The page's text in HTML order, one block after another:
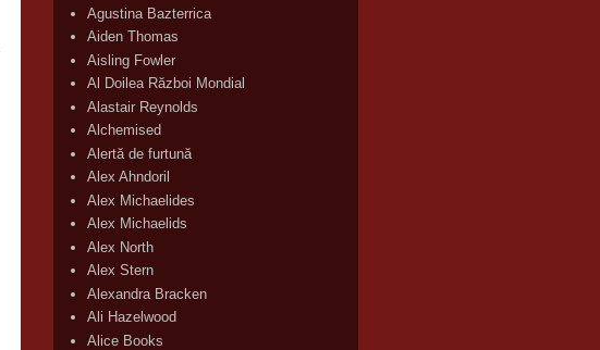
Agustina Bazterrica
Aiden Thomas
Aisling Fowler
Al Doilea Război Mondial
Alastair Reynolds
Alchemised
Alertă de furtună
Alex Ahndoril
Alex Michaelides
Alex Michaelids
Alex North
Alex Stern
Alexandra Bracken
Ali Hazelwood
Alice Books